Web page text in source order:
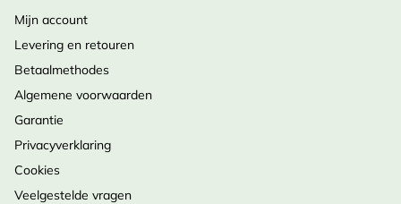
Mijn account
Levering en retouren
Betaalmethodes
Algemene voorwaarden
Garantie
Privacyverklaring
Cookies
Veelgestelde vragen